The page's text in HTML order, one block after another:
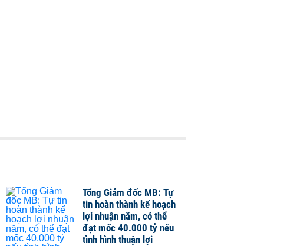
Tổng Giám đốc MB: Tự
tin hoàn thành kế hoạch
lợi nhuận năm, có thể
đạt mốc 40.000 tỷ nếu
tình hình thuận lợi